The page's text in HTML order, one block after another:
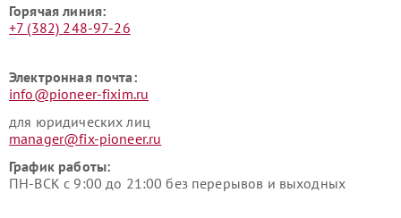
Горячая линия:
+7 (382) 248-97-26
Электронная почта:
info@pioneer-fixim.ru
для юридических лиц
manager@fix-pioneer.ru
График работы:
ПН-ВСК с 9:00 до 21:00 без перерывов и выходных